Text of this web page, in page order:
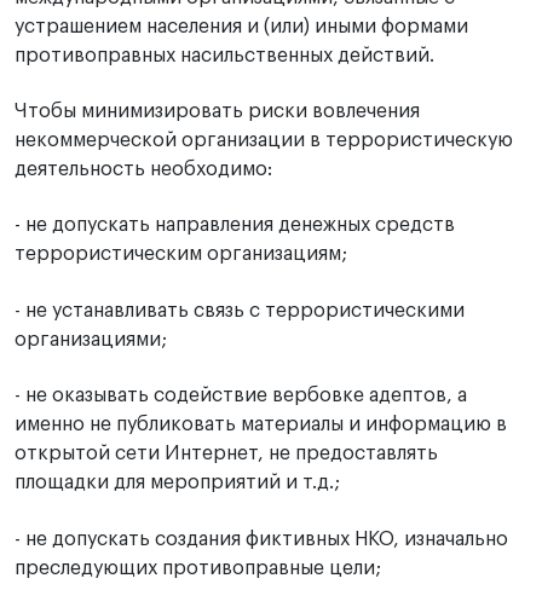
устрашением населения и (или) иными формами
противоправных насильственных действий.
Чтобы минимизировать риски вовлечения
некоммерческой организации в террористическую
деятельность необходимо:
- не допускать направления денежных средств
террористическим организациям;
- не устанавливать связь с террористическими
организациями;
- не оказывать содействие вербовке адептов, а
именно не публиковать материалы и информацию в
открытой сети Интернет, не предоставлять
площадки для мероприятий и т.д.;
- не допускать создания фиктивных НКО, изначально
преследующих противоправные цели;